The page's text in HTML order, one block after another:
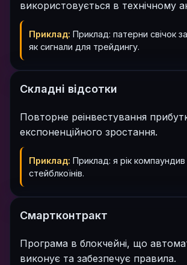
використовується в технічному
Приклад: Приклад: патерни свічок
як сигнали для трейдингу.
Складні відсотки
Повторне реінвестування
експоненційного зростання.
Приклад: Приклад: я рік компаундив
стейблкоїнів.
Смартконтракт
Програма в блокчейні, що
виконує та забезпечує правила.